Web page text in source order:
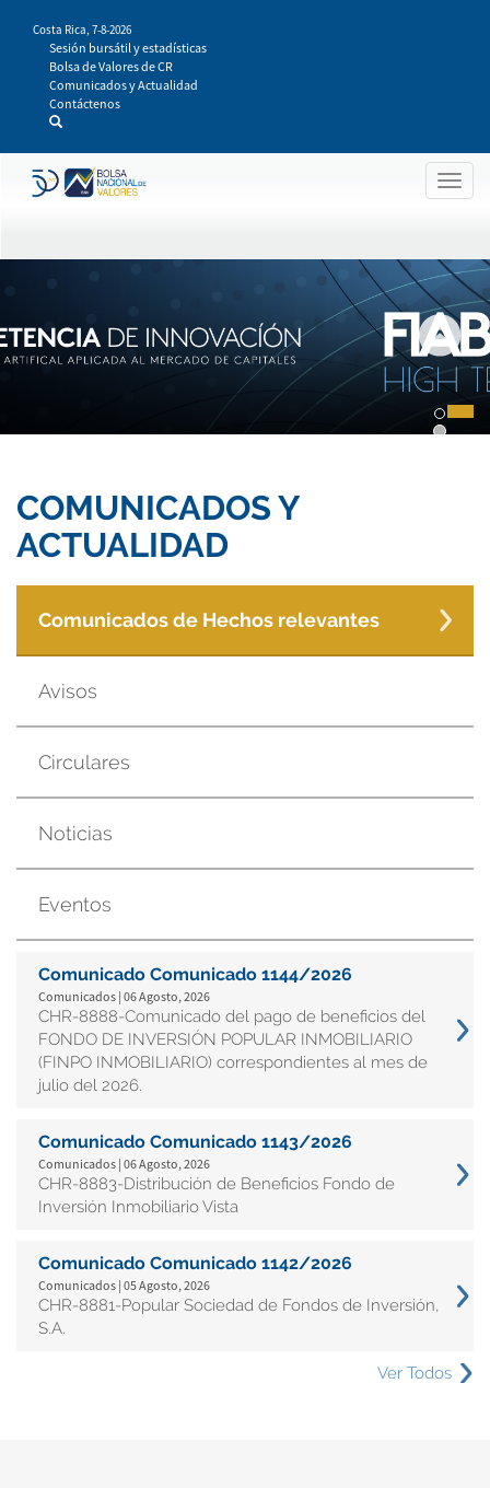
contenido
principal
Costa Rica, 7-8-2026
Sesión bursátil y estadísticas
Bolsa de Valores de CR
Comunicados y Actualidad
Contáctenos
COMUNICADOS Y
ACTUALIDAD
Comunicados de Hechos relevantes
Avisos
Circulares
Noticias
Eventos
Comunicado Comunicado 1144/2026
Comunicados | 06 Agosto, 2026
CHR-8888-Comunicado del pago de beneficios del
FONDO DE INVERSIÓN POPULAR INMOBILIARIO
(FINPO INMOBILIARIO) correspondientes al mes de
julio del 2026.
Comunicado Comunicado 1143/2026
Comunicados | 06 Agosto, 2026
CHR-8883-Distribución de Beneficios Fondo de
Inversión Inmobiliario Vista
Comunicado Comunicado 1142/2026
Comunicados | 05 Agosto, 2026
CHR-8881-Popular Sociedad de Fondos de Inversión,
S.A.
Ver Todos